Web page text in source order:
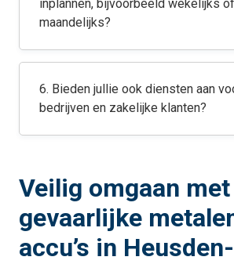
inplannen, bijvoorbeeld wekelijks of
maandelijks?
6. Bieden jullie ook diensten aan
bedrijven en zakelijke klanten?
Veilig omgaan met
gevaarlijke
accu’s in